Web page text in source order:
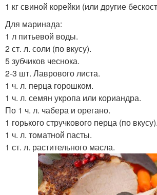
1 кг свиной корейки (или другие
Для маринада:
1 л питьевой воды.
2 ст. л. соли (по вкусу).
5 зубчиков чеснока.
2-3 шт. Лаврового листа.
1 ч. л. перца горошком.
1 ч. л. семян укропа или кориандра.
По 1 ч. л. чабера и орегано.
1 горького стручкового перца (по вкусу).
1 ч. л. томатной пасты.
1 ст. л. растительного масла.